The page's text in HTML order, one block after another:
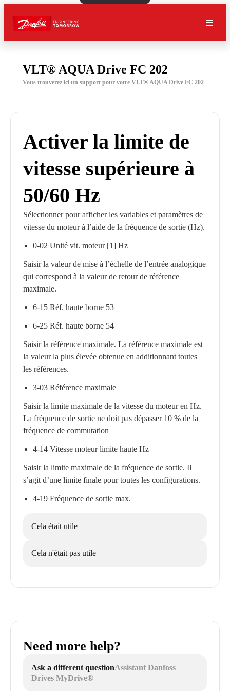
VLT® AQUA Drive FC 202
Vous trouverez ici un support pour votre VLT® AQUA Drive FC 202
Activer la limite de
vitesse supérieure à
50/60 Hz
Sélectionner pour afficher les variables et paramètres de
vitesse du moteur à l’aide de la fréquence de sortie (Hz).
0-02 Unité vit. moteur [1] Hz
Saisir la valeur de mise à l’échelle de l’entrée analogique
qui correspond à la valeur de retour de référence
maximale.
6-15 Réf. haute borne 53
6-25 Réf. haute borne 54
Saisir la référence maximale. La référence maximale est
la valeur la plus élevée obtenue en additionnant toutes
les références.
3-03 Référence maximale
Saisir la limite maximale de la vitesse du moteur en Hz.
La fréquence de sortie ne doit pas dépasser 10 % de la
fréquence de commutation
4-14 Vitesse moteur limite haute Hz
Saisir la limite maximale de la fréquence de sortie. Il
s’agit d’une limite finale pour toutes les configurations.
4-19 Fréquence de sortie max.
Cela était utile
Cela n'était pas utile
Need more help?
Ask a different questionAssistant Danfoss
Drives MyDrive®